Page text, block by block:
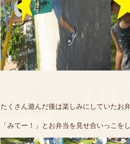
たくさん遊んだ後は楽しみにしていたお
「みてー！」とお弁当を見せ合いっこ